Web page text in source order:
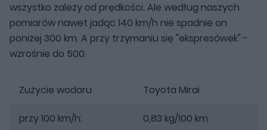
wszystko zależy od prędkości. Ale według naszych
pomiarów nawet jadąc 140 km/h nie spadnie on
poniżej 300 km. A przy trzymaniu się "ekspresówek" -
wzrośnie do 500.
Zużycie wodoru Toyota Mirai
przy 100 km/h: 0,83 kg/100 km